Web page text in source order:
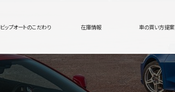
ビップオートのこだわり 在庫情報 車の買い方提案